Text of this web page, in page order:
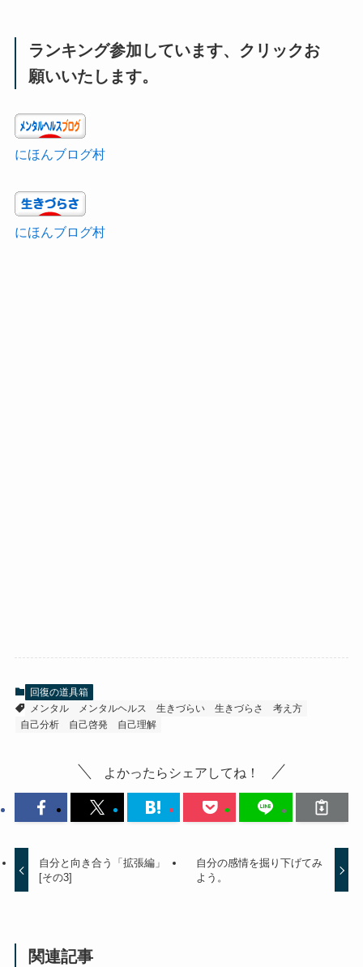
ランキング参加しています、クリックお
願いいたします。
にほんブログ村
にほんブログ村
回復の道具箱
メンタル
メンタルヘルス 生きづらい 生きづらさ
考え方
自己分析
自己啓発 自己理解
よかったらシェアしてね！
自分と向き合う「拡張編」
[その3]
自分の感情を掘り下げてみ
よう。
関連記事